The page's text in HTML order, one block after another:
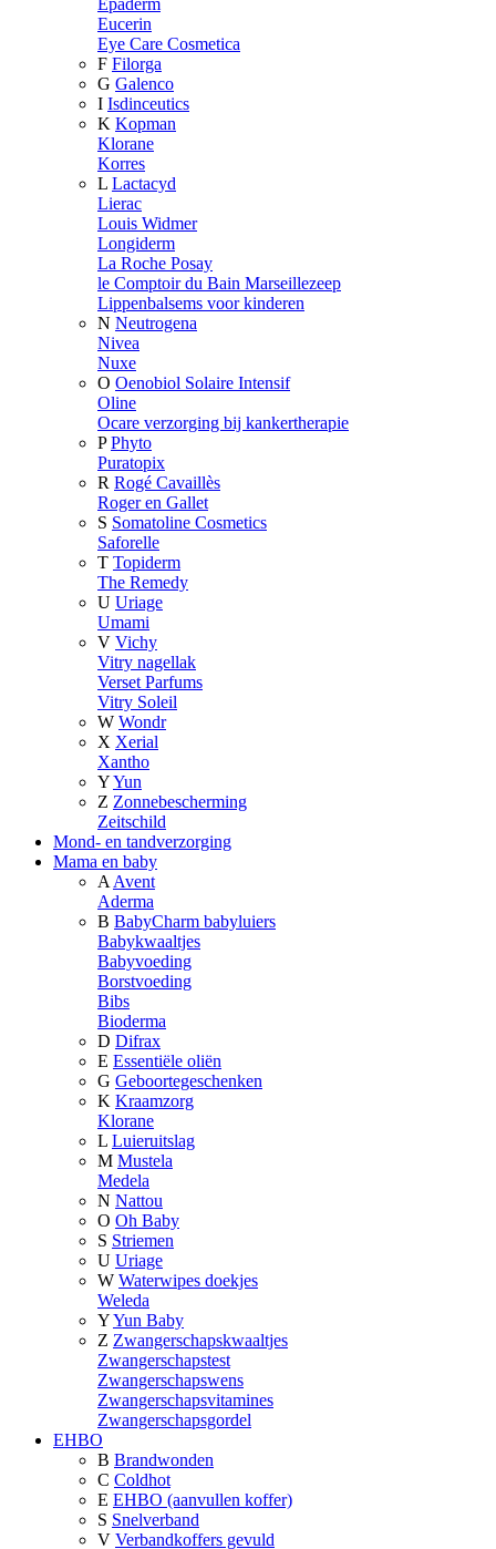
Epaderm
Eucerin
Eye Care Cosmetica
F Filorga
G Galenco
I Isdinceutics
K Kopman
Klorane
Korres
L Lactacyd
Lierac
Louis Widmer
Longiderm
La Roche Posay
le Comptoir du Bain Marseillezeep
Lippenbalsems voor kinderen
N Neutrogena
Nivea
Nuxe
O Oenobiol Solaire Intensif
Oline
Ocare verzorging bij kankertherapie
P Phyto
Puratopix
R Rogé Cavaillès
Roger en Gallet
S Somatoline Cosmetics
Saforelle
T Topiderm
The Remedy
U Uriage
Umami
V Vichy
Vitry nagellak
Verset Parfums
Vitry Soleil
W Wondr
X Xerial
Xantho
YYun
Z Zonnebescherming
Zeitschild
Mond- en tandverzorging
Mama en baby
A Avent
Aderma
B BabyCharm babyluiers
Babykwaaltjes
Babyvoeding
Borstvoeding
Bibs
Bioderma
D Difrax
E Essentiële oliën
G Geboortegeschenken
K Kraamzorg
Klorane
L Luieruitslag
M Mustela
Medela
N Nattou
O Oh Baby
S Striemen
U Uriage
W Waterwipes doekjes
Weleda
YYun Baby
Z Zwangerschapskwaaltjes
Zwangerschapstest
Zwangerschapswens
Zwangerschapsvitamines
Zwangerschapsgordel
EHBO
B Brandwonden
C Coldhot
E EHBO (aanvullen koffer)
S Snelverband
V Verbandkoffers gevuld